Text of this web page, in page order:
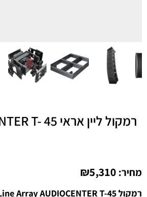
רמקול ליין אראי AUDIOCENTER T- 45
מחיר: ₪5,310
רמקול Line Array AUDIOCENTER T-45